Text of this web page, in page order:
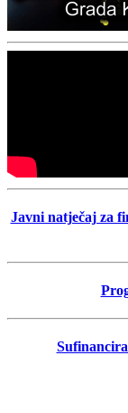
Javni natječaj za